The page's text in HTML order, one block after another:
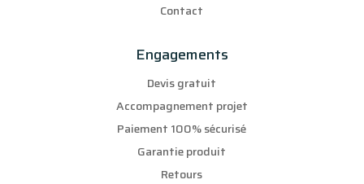
Contact
Engagements
Devis gratuit
Accompagnement projet
Paiement 100% sécurisé
Garantie produit
Retours